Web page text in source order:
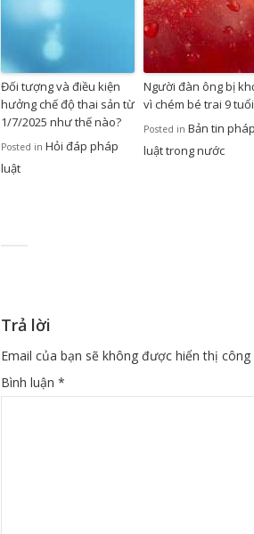
Đối tượng và điều kiện
hưởng chế độ thai sản từ
1/7/2025 như thế nào?
Posted in Hỏi đáp pháp
luật
Người đàn ông bị
vì chém bé trai 9 tuổi
Posted in Bản tin pháp
luật trong nước
Trả lời
Email của bạn sẽ không được hiển thị công
Bình luận *